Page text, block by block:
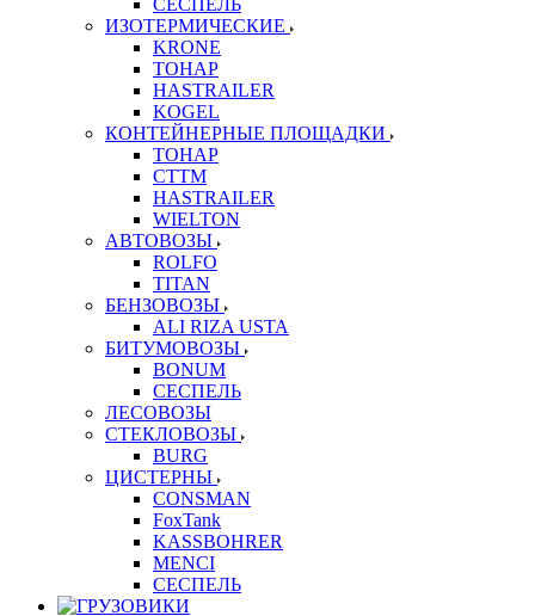
СЕСПЕЛЬ
ИЗОТЕРМИЧЕСКИЕ
KRONE
ТОНАР
HASTRAILER
KOGEL
КОНТЕЙНЕРНЫЕ ПЛОЩАДКИ
ТОНАР
CTTM
HASTRAILER
WIELTON
АВТОВОЗЫ
ROLFO
TITAN
БЕНЗОВОЗЫ
ALI RIZA USTA
БИТУМОВОЗЫ
BONUM
СЕСПЕЛЬ
ЛЕСОВОЗЫ
СТЕКЛОВОЗЫ
BURG
ЦИСТЕРНЫ
CONSMAN
FoxTank
KASSBOHRER
MENCI
СЕСПЕЛЬ